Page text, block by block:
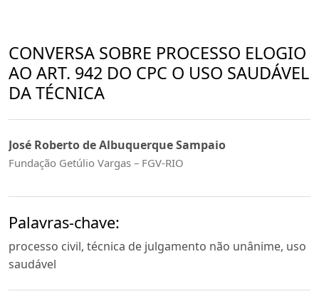
CONVERSA SOBRE PROCESSO ELOGIO
AO ART. 942 DO CPC O USO SAUDÁVEL
DA TÉCNICA
José Roberto de Albuquerque Sampaio
Fundação Getúlio Vargas – FGV-RIO
Palavras-chave:
processo civil, técnica de julgamento não unânime, uso
saudável